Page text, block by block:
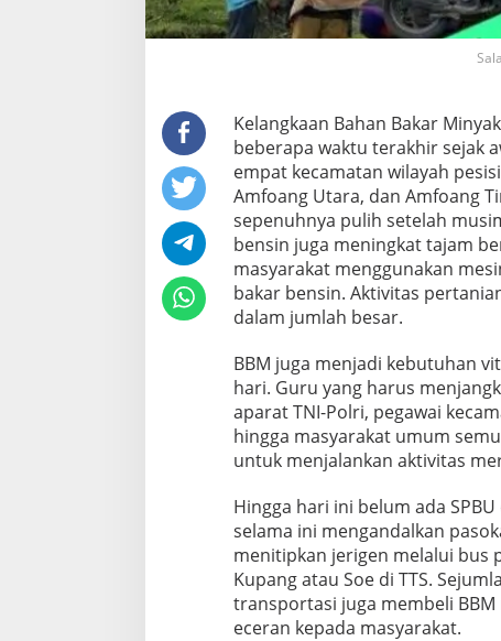
Kelangkaan Bahan Bakar
beberapa waktu terakhir sejak
empat kecamatan wilayah
Amfoang Utara, dan Amfoang
sepenuhnya pulih setelah
bensin juga meningkat tajam
masyarakat menggunakan
bakar bensin. Aktivitas
dalam jumlah besar.
BBM juga menjadi kebutuhan
hari. Guru yang harus
aparat TNI-Polri, pegawai
hingga masyarakat umum
untuk menjalankan aktivitas
Hingga hari ini belum ada
selama ini mengandalkan
menitipkan jerigen melalui bus
Kupang atau Soe di TTS.
transportasi juga membeli
eceran kepada masyarakat.